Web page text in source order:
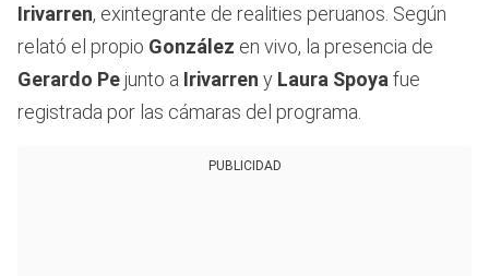
Irivarren, exintegrante de realities peruanos. Según
relató el propio González en vivo, la presencia de
Gerardo Pe junto a Irivarren y Laura Spoya fue
registrada por las cámaras del programa.
PUBLICIDAD